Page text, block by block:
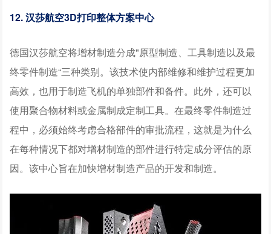
12. 汉莎航空3D打印整体方案中心
德国汉莎航空将增材制造分成"原型制造、工具制造以及最
终零件制造“三种类别。该技术使内部维修和维护过程更加
高效，也用于制造飞机的单独部件和备件。此外，还可以
使用聚合物材料或金属制成定制工具。在最终零件制造过
程中，必须始终考虑合格部件的审批流程，这就是为什么
在每种情况下都对增材制造的部件进行特定成分评估的原
因。该中心旨在加快增材制造产品的开发和制造。